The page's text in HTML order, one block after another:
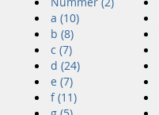
a (10)
b (8)
c (7)
d (24)
e (7)
f (11)